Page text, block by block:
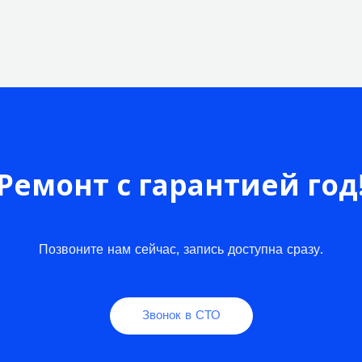
с гарантией
Позвоните нам сейчас, запись доступна сразу.
Звонок в СТО